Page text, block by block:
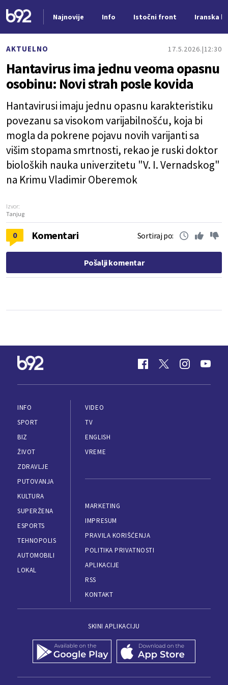
Najnovije Info Istočni front Iranska
AKTUELNO 17.5.2026. 12:30
Hantavirus ima jednu veoma opasnu
osobinu: Novi strah posle kovida
Hantavirusi imaju jednu opasnu karakteristiku
povezanu sa visokom varijabilnošću, koja bi
mogla da pokrene pojavu novih varijanti sa
višim stopama smrtnosti, rekao je ruski doktor
bioloških nauka univerzitetu "V. I. Vernadskog"
na Krimu Vladimir Oberemok
Izvor:
Tanjug
0 Komentari Sortiraj po:
Pošalji komentar
INFO
SPORT
BIZ
ŽIVOT
ZDRAVLJE
PUTOVANJA
KULTURA
SUPERŽENA
ESPORTS
TEHNOPOLIS
AUTOMOBILI
LOKAL
VIDEO
TV
ENGLISH
VREME
MARKETING
IMPRESUM
PRAVILA KORIŠĆENJA
POLITIKA PRIVATNOSTI
APLIKACIJE
RSS
KONTAKT
SKINI APLIKACIJU